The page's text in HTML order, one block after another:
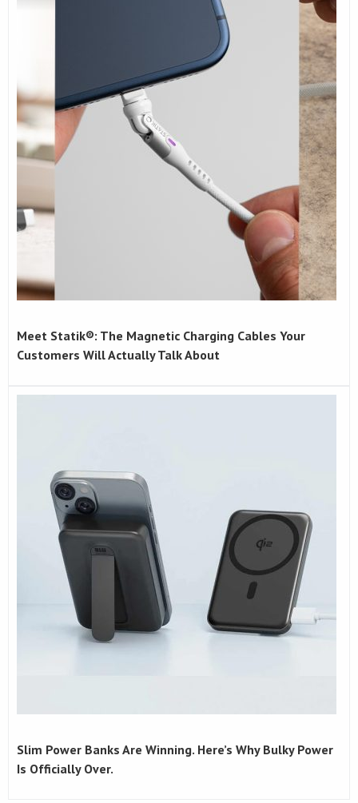
Meet Statik®: The Magnetic Charging Cables Your
Customers Will Actually Talk About
Slim Power Banks Are Winning. Here’s Why Bulky Power
Is Officially Over.